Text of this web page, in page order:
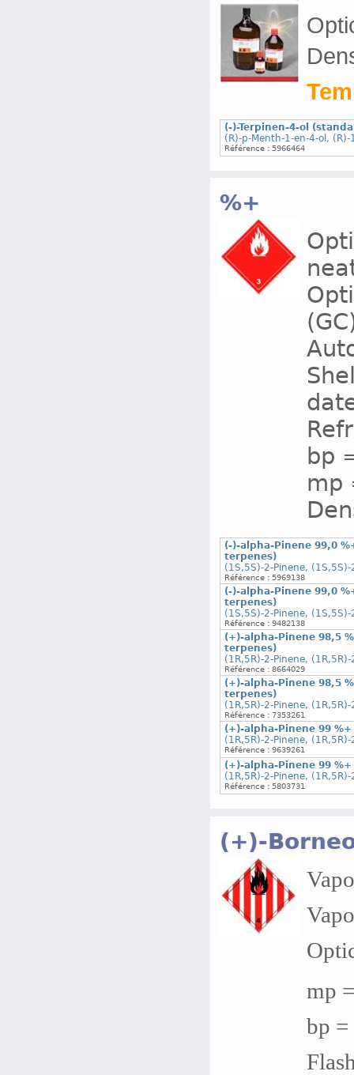
(-)-Terpinen-4-ol
(R)-p-Menth-1-en-4-ol,
Référence : 5966464
%+
bp
mp
(-)-alpha-Pinene 99,0
terpenes)
(1S,5S)-2-Pinene,
Référence : 5969138
(-)-alpha-Pinene 99,0
terpenes)
(1S,5S)-2-Pinene,
Référence : 9482138
(+)-alpha-Pinene 98,5
terpenes)
(1R,5R)-2-Pinene,
Référence : 8664029
(+)-alpha-Pinene 98,5
terpenes)
(1R,5R)-2-Pinene,
Référence : 7353261
(+)-alpha-Pinene 99 %+
(1R,5R)-2-Pinene,
Référence : 9639261
(+)-alpha-Pinene 99 %+
(1R,5R)-2-Pinene,
Référence : 5803731
(+)-
mp
bp